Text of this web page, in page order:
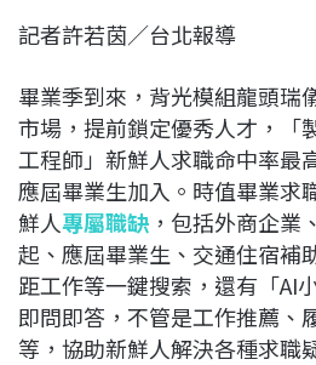
c
b
o
o
k
n
r
a
d
s
n
e
d
I
n
L
n
k
記者許若茵／台北報導
畢業季到來，背光模組龍頭瑞
市場，提前鎖定優秀人才，「
工程師」新鮮人求職命中率最
應屆畢業生加入。時值畢業求
鮮人專屬職缺 ，包括外商企業
起、應屆畢業生、交通住宿補
距工作等一鍵搜索，還有「AI
即問即答，不管是工作推薦、
等，協助新鮮人解決各種求職